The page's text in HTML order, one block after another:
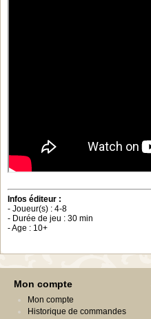
Infos éditeur :
- Joueur(s) : 4-8
- Durée de jeu : 30 min
- Age : 10+
Mon compte
Mon compte
Historique de commandes